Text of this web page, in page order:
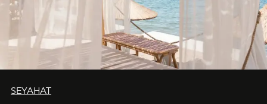
SEYAHAT